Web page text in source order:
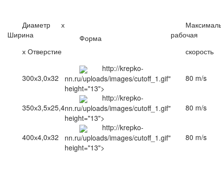
Диаметр х
Ширина
х Отверстие
Форма
рабочая
скорость
300х3,0х32
http://krepko-
nn.ru/uploads/images/cutoff_1.gif"
height="13">
80 m/s
350х3,5х25,4
http://krepko-
nn.ru/uploads/images/cutoff_1.gif"
height="13">
80 m/s
400х4,0х32
http://krepko-
nn.ru/uploads/images/cutoff_1.gif"
height="13">
80 m/s